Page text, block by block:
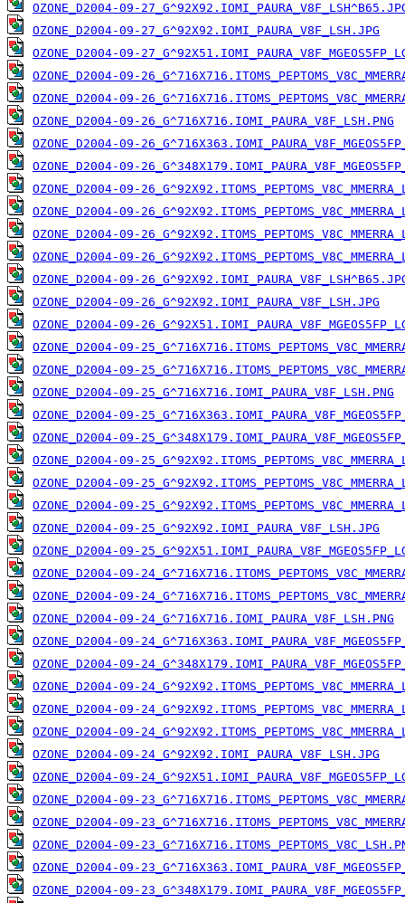
OZONE_D2004-09-
OZONE_D2004-09-27_G^92X92.IOMI_PAURA_V8F_LSH.JPG
OZONE_D2004-09-
OZONE_D2004-09-
OZONE_D2004-09-
OZONE_D2004-09-26_G^716X716.IOMI_PAURA_V8F_LSH.PNG
OZONE_D2004-09-
OZONE_D2004-09-
OZONE_D2004-09-
OZONE_D2004-09-
OZONE_D2004-09-
OZONE_D2004-09-
OZONE_D2004-09-
OZONE_D2004-09-26_G^92X92.IOMI_PAURA_V8F_LSH.JPG
OZONE_D2004-09-
OZONE_D2004-09-
OZONE_D2004-09-
OZONE_D2004-09-25_G^716X716.IOMI_PAURA_V8F_LSH.PNG
OZONE_D2004-09-
OZONE_D2004-09-
OZONE_D2004-09-
OZONE_D2004-09-
OZONE_D2004-09-
OZONE_D2004-09-25_G^92X92.IOMI_PAURA_V8F_LSH.JPG
OZONE_D2004-09-
OZONE_D2004-09-
OZONE_D2004-09-
OZONE_D2004-09-24_G^716X716.IOMI_PAURA_V8F_LSH.PNG
OZONE_D2004-09-
OZONE_D2004-09-
OZONE_D2004-09-
OZONE_D2004-09-
OZONE_D2004-09-
OZONE_D2004-09-24_G^92X92.IOMI_PAURA_V8F_LSH.JPG
OZONE_D2004-09-
OZONE_D2004-09-
OZONE_D2004-09-
OZONE_D2004-09-
OZONE_D2004-09-
OZONE_D2004-09-